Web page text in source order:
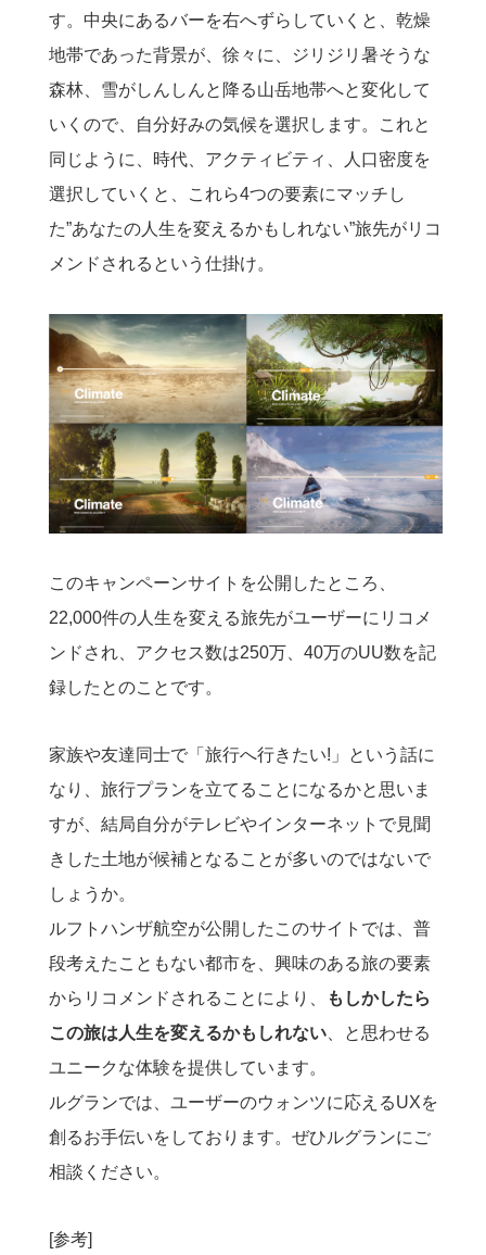
す。中央にあるバーを右へずらしていくと、乾燥
地帯であった背景が、徐々に、ジリジリ暑そうな
森林、雪がしんしんと降る山岳地帯へと変化して
いくので、自分好みの気候を選択します。これと
同じように、時代、アクティビティ、人口密度を
選択していくと、これら4つの要素にマッチし
た”あなたの人生を変えるかもしれない”旅先がリコ
メンドされるという仕掛け。
このキャンペーンサイトを公開したところ、
22,000件の人生を変える旅先がユーザーにリコメ
ンドされ、アクセス数は250万、40万のUU数を記
録したとのことです。
家族や友達同士で「旅行へ行きたい!」という話に
なり、旅行プランを立てることになるかと思いま
すが、結局自分がテレビやインターネットで見聞
きした土地が候補となることが多いのではないで
しょうか。
ルフトハンザ航空が公開したこのサイトでは、普
段考えたこともない都市を、興味のある旅の要素
からリコメンドされることにより、
もしかしたら
この旅は人生を変えるかもしれない、と思わせる
ユニークな体験を提供しています。
ルグランでは、ユーザーのウォンツに応えるUXを
創るお手伝いをしております。ぜひルグランにご
相談ください。
[参考]